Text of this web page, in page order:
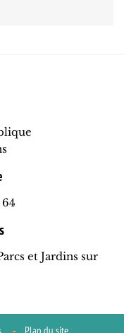
64
et Jardins sur